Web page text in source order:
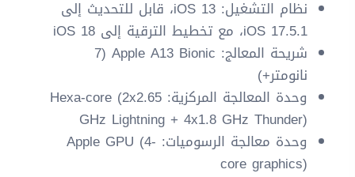
نظام التشغيل: iOS 13، قابل للتحديث إلى
iOS 17.5.1، مع تخطيط الترقية إلى iOS 18
شريحة المعالج: Apple A13 Bionic (7
نانومتر+)
وحدة المعالجة المركزية: Hexa-core (2x2.65
GHz Lightning + 4x1.8 GHz Thunder)
وحدة معالجة الرسوميات: Apple GPU (4-
core graphics)